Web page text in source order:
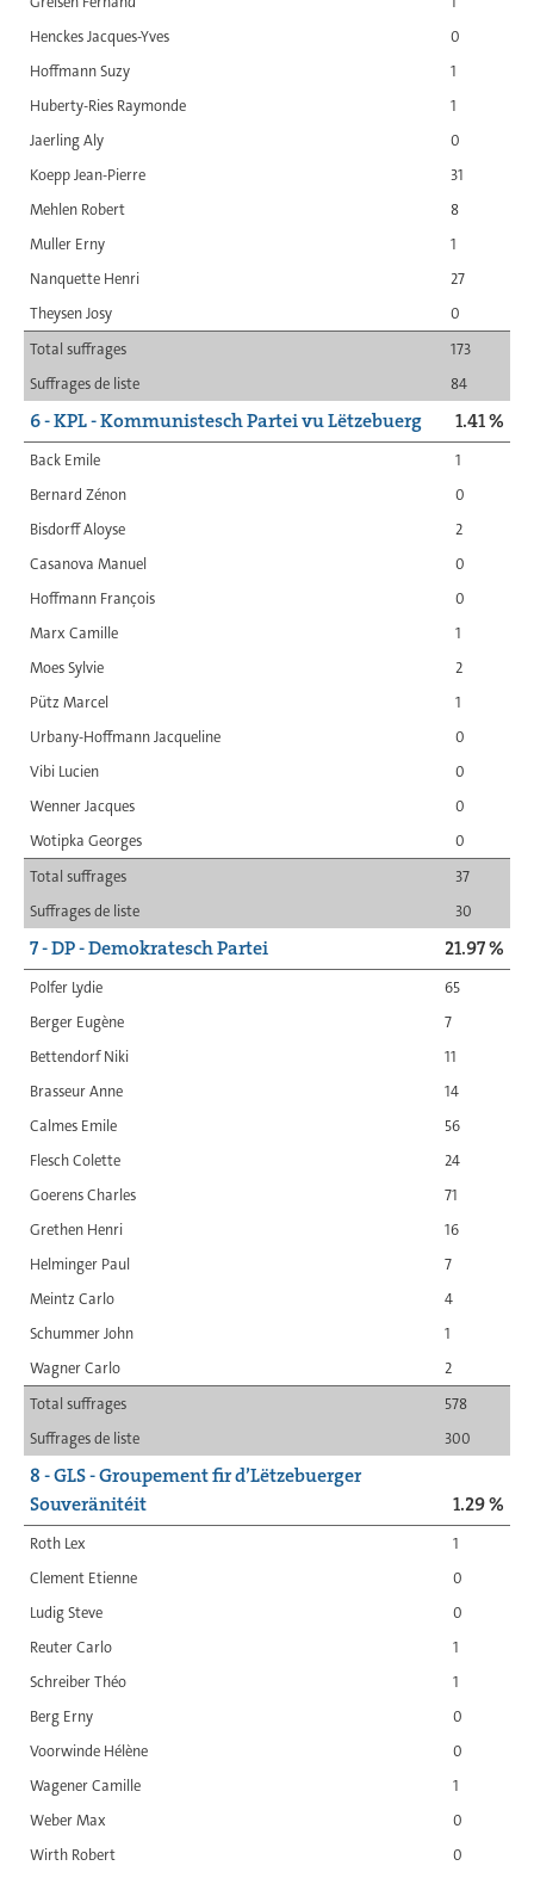
Henckes Jacques-Yves
0
Hoffmann Suzy
1
Huberty-Ries Raymonde
1
Jaerling Aly
0
Koepp Jean-Pierre
31
Mehlen Robert
8
Muller Erny
1
Nanquette Henri
27
Theysen Josy
0
Total suffrages
173
Suffrages de liste
84
6 - KPL - Kommunistesch Partei vu Lëtzebuerg 1.41 %
Back Emile
1
Bernard Zénon
0
Bisdorff Aloyse
2
Casanova Manuel
0
Hoffmann François
0
Marx Camille
1
Moes Sylvie
2
Pütz Marcel
1
Urbany-Hoffmann Jacqueline
0
Vibi Lucien
0
Wenner Jacques
0
Wotipka Georges
0
Total suffrages
37
Suffrages de liste
30
7 - DP - Demokratesch Partei 21.97 %
Polfer Lydie
65
Berger Eugène
7
Bettendorf Niki
11
Brasseur Anne
14
Calmes Emile
56
Flesch Colette
24
Goerens Charles
71
Grethen Henri
16
Helminger Paul
7
Meintz Carlo
4
Schummer John
1
Wagner Carlo
2
Total suffrages
578
Suffrages de liste
300
8 - GLS - Groupement fir d’Lëtzebuerger
Souveränitéit
1.29 %
Roth Lex
1
Clement Etienne
0
Ludig Steve
0
Reuter Carlo
1
Schreiber Théo
1
Berg Erny
0
Voorwinde Hélène
0
Wagener Camille
1
Weber Max
0
Wirth Robert
0